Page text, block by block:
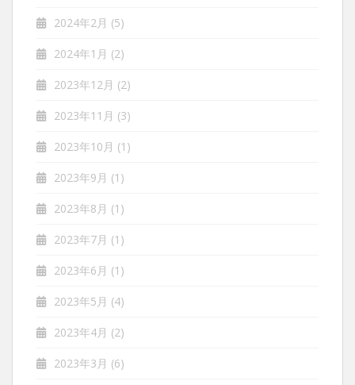
2024年2月 (5)
2024年1月 (2)
2023年12月 (2)
2023年11月 (3)
2023年10月 (1)
2023年9月 (1)
2023年8月 (1)
2023年7月 (1)
2023年6月 (1)
2023年5月 (4)
2023年4月 (2)
2023年3月 (6)